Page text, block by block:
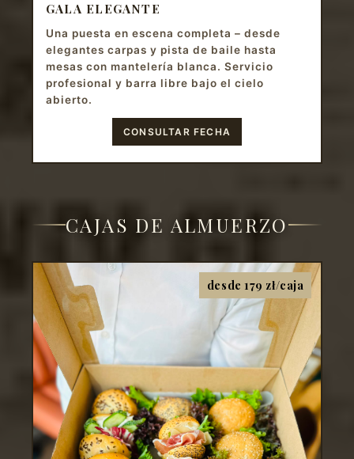
GALA ELEGANTE
Una puesta en escena completa – desde
elegantes carpas y pista de baile hasta
mesas con mantelería blanca. Servicio
profesional y barra libre bajo el cielo
abierto.
CONSULTAR FECHA
CAJAS DE ALMUERZO
desde 179 zł/caja